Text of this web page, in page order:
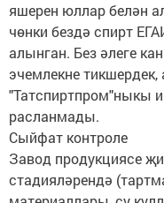
яшерен юллар белән
чөнки бездә спирт
алынган. Без әлеге
эчемлекне
"Татспиртпром"ныкы
расланмады.
Сыйфат контроле
Завод продукциясе
стадияләрендә